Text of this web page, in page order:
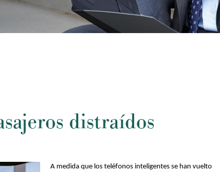
distraídos
A medida que los teléfonos inteligentes se han vuelto